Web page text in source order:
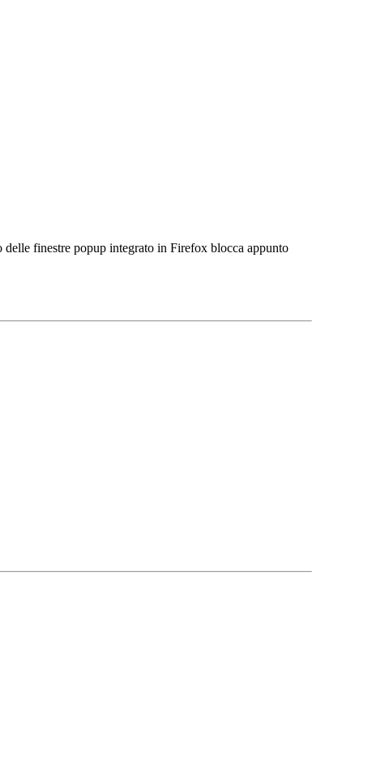
finestre popup integrato in Firefox blocca appunto